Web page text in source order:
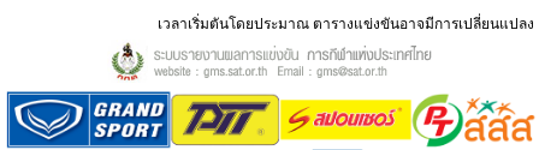
เวลาเริ่มตันโดยประมาณ ตารางแข่งขันอาจมีการเปลี่ยนแปลง